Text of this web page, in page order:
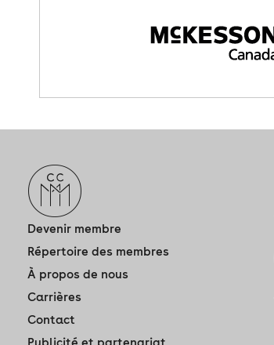
Devenir membre
Répertoire des membres
À propos de nous
Carrières
Contact
Publicité et partenariat